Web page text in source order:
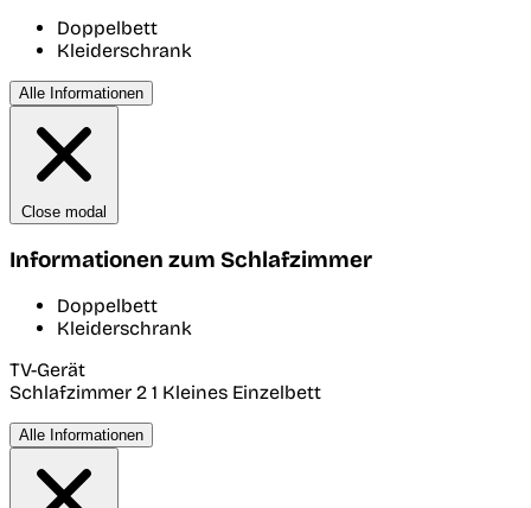
Doppelbett
Kleiderschrank
Alle Informationen
Close modal
Informationen zum Schlafzimmer
Doppelbett
Kleiderschrank
TV-Gerät
Schlafzimmer 2 1 Kleines Einzelbett
Alle Informationen